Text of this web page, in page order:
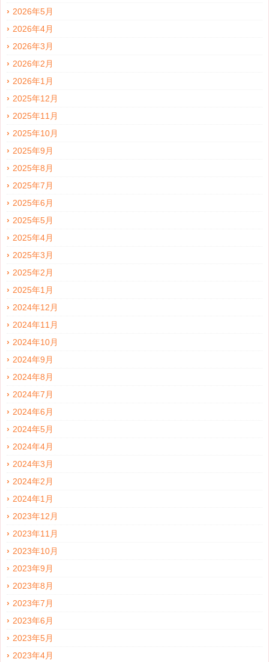
2026年5月
2026年4月
2026年3月
2026年2月
2026年1月
2025年12月
2025年11月
2025年10月
2025年9月
2025年8月
2025年7月
2025年6月
2025年5月
2025年4月
2025年3月
2025年2月
2025年1月
2024年12月
2024年11月
2024年10月
2024年9月
2024年8月
2024年7月
2024年6月
2024年5月
2024年4月
2024年3月
2024年2月
2024年1月
2023年12月
2023年11月
2023年10月
2023年9月
2023年8月
2023年7月
2023年6月
2023年5月
2023年4月